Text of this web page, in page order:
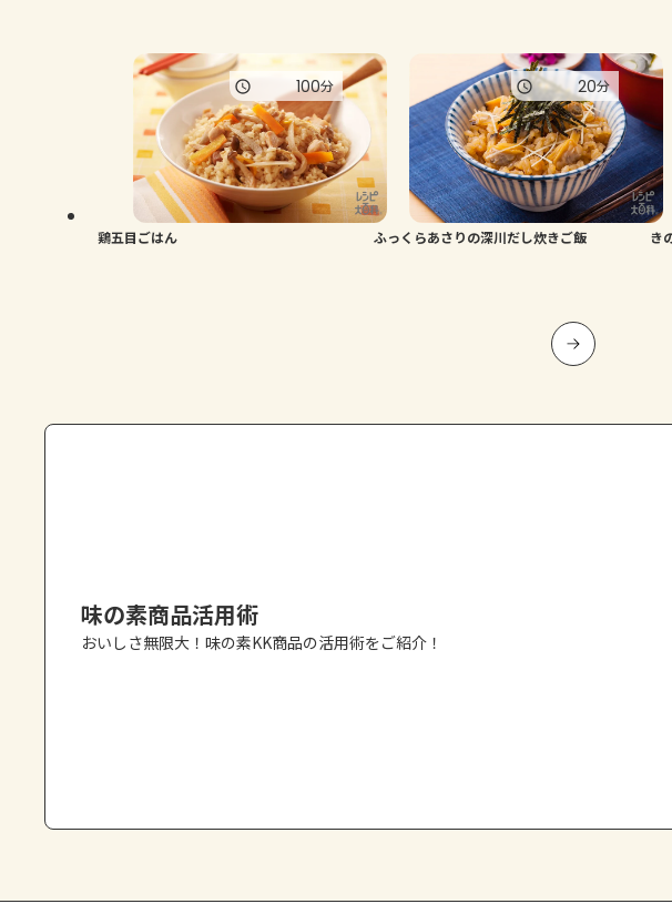
鶏五目ごはん
100分
ふっくらあさりの深川だし炊きご飯
20分
き
味の素商品活用術
おいしさ無限大！味の素KK商品の活用術をご紹介！